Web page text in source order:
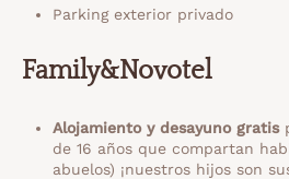
Parking exterior privado
Family&Novotel
Alojamiento y desayuno gratis
de 16 años que compartan
abuelos) ¡nuestros hijos son